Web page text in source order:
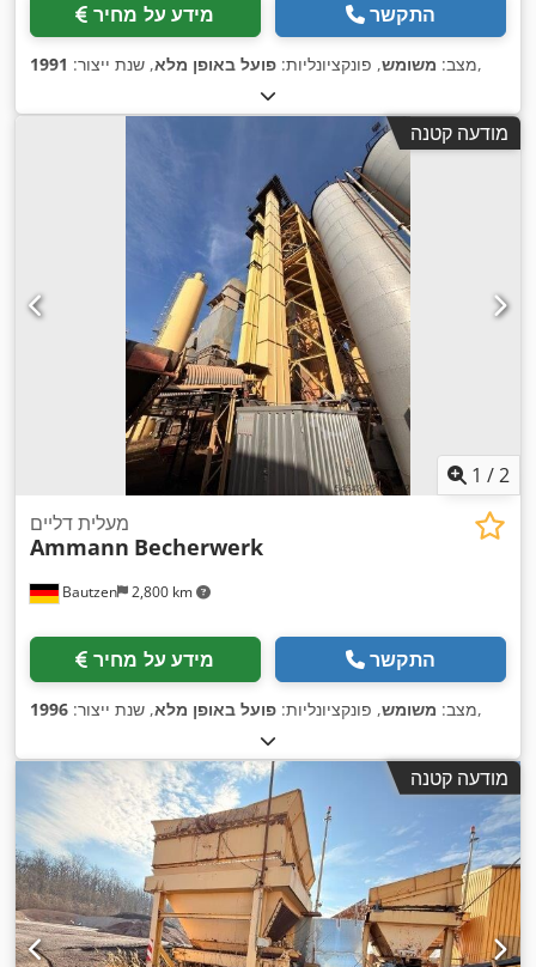
מידע על מחיר התקשר
מצב: משומש, פונקציונליות: פועל באופן מלא, שנת ייצור: 1991 ,
מודעה קטנה
1 /2
Bautzen 2,800 km
מעלית דליים
Ammann Becherwerk
מידע על מחיר התקשר
מצב: משומש, פונקציונליות: פועל באופן מלא, שנת ייצור: 1996 ,
מודעה קטנה